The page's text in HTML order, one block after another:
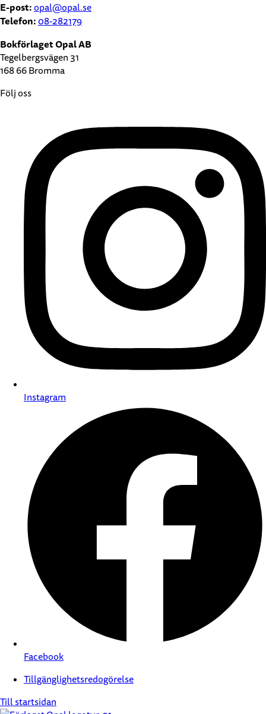
E-post:opal@opal.se
Telefon:08-282179
Bokförlaget Opal AB
Tegelbergsvägen 31
168 66 Bromma
Följ oss
Instagram
Facebook
Tillgänglighetsredogörelse
Till startsidan